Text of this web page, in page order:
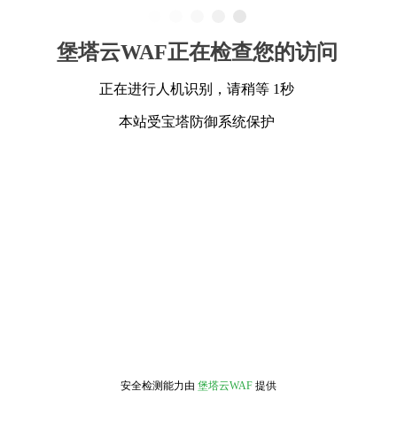
堡塔云WAF正在检查您的访问
正在进行人机识别，请稍等 1秒
本站受宝塔防御系统保护
安全检测能力由 堡塔云WAF 提供